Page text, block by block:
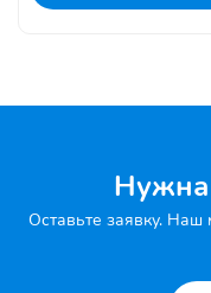
Нужна
Оставьте заявку. Наш